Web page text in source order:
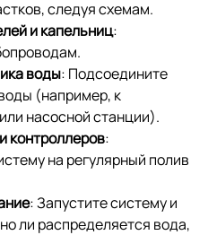
следуя схемам.
и капельниц:
воды: Подсоедините
(например, к
насосной станции).
контроллеров:
на регулярный полив
: Запустите систему и
ли распределяется вода,